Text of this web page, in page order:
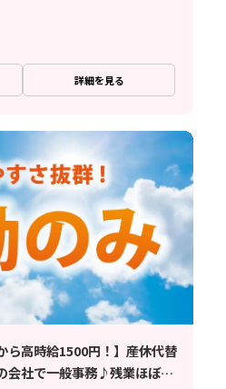
詳細を見る
ら高時給1500円！】産休代替
会社で一般事務♪残業ほぼな